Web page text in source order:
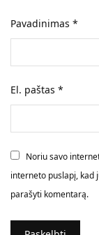
Pavadinimas*
El. paštas*
Noriu savo
interneto puslapį, kad
parašyti komentarą.